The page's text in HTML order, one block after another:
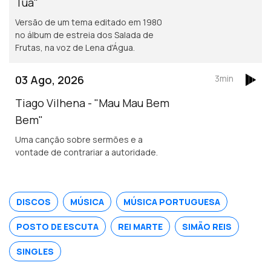
Versão de um tema editado em 1980
no álbum de estreia dos Salada de
Frutas, na voz de Lena d'Água.
03 Ago, 2026
Tiago Vilhena - "Mau Mau Bem
Bem"
Uma canção sobre sermões e a
vontade de contrariar a autoridade.
3min
DISCOS MÚSICA MÚSICA PORTUGUESA
POSTO DE ESCUTA REI MARTE SIMÃO REIS
SINGLES